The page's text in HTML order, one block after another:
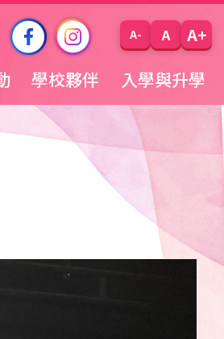
A- A A+
學校夥伴 入學與升學